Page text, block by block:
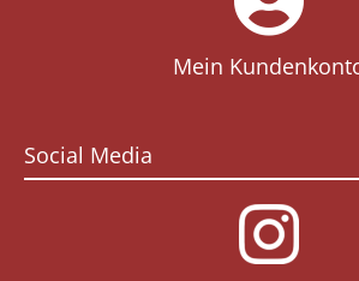
Mein
Social Media